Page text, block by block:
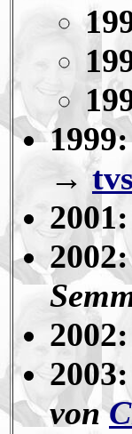
→
2001:
2002:
2003:
von